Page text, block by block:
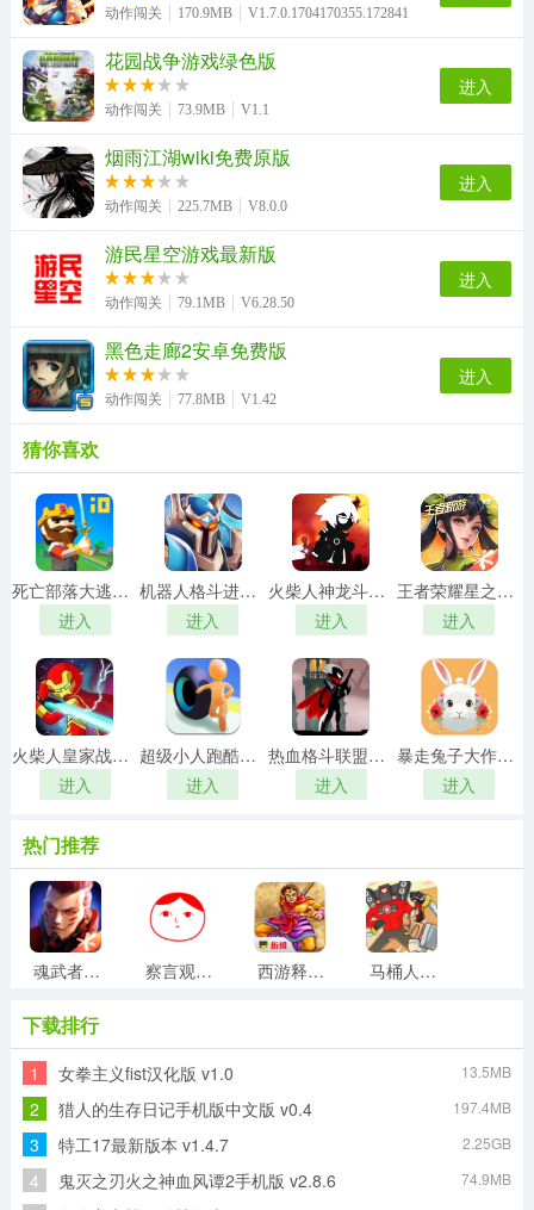
动作闯关 170.9MB V1.7.0.1704170355.172841
花园战争游戏绿色版
动作闯关 73.9MB V1.1
进入
烟雨江湖wiki免费原版
动作闯关 225.7MB V8.0.0
进入
游民星空游戏最新版
动作闯关 79.1MB V6.28.50
进入
黑色走廊2安卓免费版
动作闯关 77.8MB V1.42
进入
猜你喜欢
死亡部落大逃杀游戏正版
进入
机器人格斗进化手游免费版
进入
火柴人神龙斗士游戏官方最新版
进入
王者荣耀星之破晓游戏纯净版
进入
火柴人皇家战争手机最新版
进入
超级小人跑酷无广告版
进入
热血格斗联盟游戏正版
进入
暴走兔子大作战安卓版
进入
热门推荐
魂武者安卓官方版 察言观色模拟器手机正版 西游释厄传群魔乱舞通用版 马桶人生存大师免费原版
游民星空无广告版 异界修真直装版
影子战士最新免费版 全民突击直装游戏版
下载排行
1 女拳主义fist汉化版 v1.0 13.5MB
2 猎人的生存日记手机版中文版 v0.4 197.4MB
3 特工17最新版本 v1.4.7 2.25GB
4 鬼灭之刃火之神血风谭2手机版 v2.8.6 74.9MB